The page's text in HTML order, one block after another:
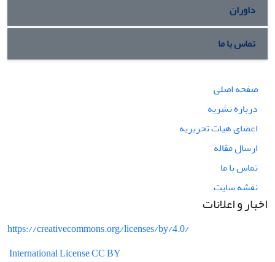
داوران
تماس با ما
صفحه اصلی
درباره نشریه
اعضای هیات تحریریه
ارسال مقاله
تماس با ما
نقشه سایت
اخبار و اعلانات
https://creativecommons.org/licenses/by/4.0/
International License CC BY